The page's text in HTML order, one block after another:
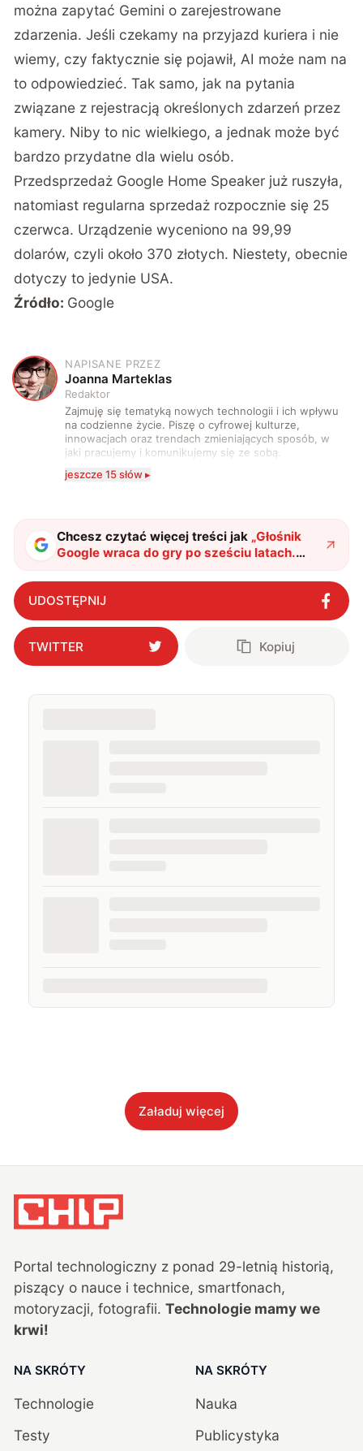
można zapytać Gemini o zarejestrowane
zdarzenia. Jeśli czekamy na przyjazd kuriera i nie
wiemy, czy faktycznie się pojawił, AI może nam na
to odpowiedzieć. Tak samo, jak na pytania
związane z rejestracją określonych zdarzeń przez
kamery. Niby to nic wielkiego, a jednak może być
bardzo przydatne dla wielu osób.
Przedsprzedaż Google Home Speaker już ruszyła,
natomiast regularna sprzedaż rozpocznie się 25
czerwca. Urządzenie wyceniono na 99,99
dolarów, czyli około 370 złotych. Niestety, obecnie
dotyczy to jedynie USA.
Źródło: Google
J
NAPISANE PRZEZ
Joanna Marteklas
Redaktor
Zajmuję się tematyką nowych technologii i ich wpływu
na codzienne życie. Piszę o cyfrowej kulturze,
innowacjach oraz trendach zmieniających sposób, w
jaki pracujemy i komunikujemy się ze sobą.
technologii a współczesną popkulturą. W wolnych
jeszcze 15 słów ▸
Chcesz czytać więcej treści jak „Głośnik
Google wraca do gry po sześciu latach.
Tym razem gigant stawia wszystko na AI"?
UDOSTĘPNIJ
TWITTER Kopiuj
Załaduj więcej
Portal technologiczny z ponad 29-letnią historią,
piszący o nauce i technice, smartfonach,
motoryzacji, fotografii. Technologie mamy we
krwi!
NA SKRÓTY
Technologie
Testy
NA SKRÓTY
Nauka
Publicystyka